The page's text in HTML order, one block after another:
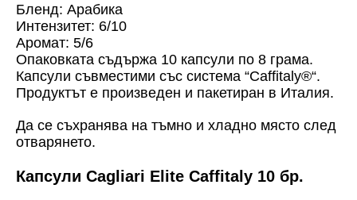
Бленд: Арабика
Интензитет: 6/10
Аромат: 5/6
Опаковката съдържа 10 капсули по 8 грама.
Капсули съвместими със система “Caffitaly®“.
Продуктът е произведен и пакетиран в Италия.
Да се съхранява на тъмно и хладно място след
отварянето.
Капсули Cagliari Elite Caffitaly 10 бр.